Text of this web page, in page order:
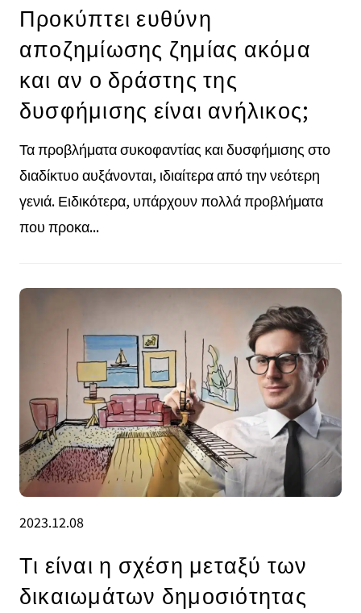
Προκύπτει ευθύνη
αποζημίωσης ζημίας ακόμα
και αν ο δράστης της
δυσφήμισης είναι ανήλικος;
Τα προβλήματα συκοφαντίας και δυσφήμισης στο
διαδίκτυο αυξάνονται, ιδιαίτερα από την νεότερη
γενιά. Ειδικότερα, υπάρχουν πολλά προβλήματα
που προκα...
2023.12.08
Τι είναι η σχέση μεταξύ των
δικαιωμάτων δημοσιότητας